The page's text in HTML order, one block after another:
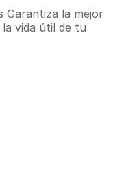
Garantiza la mejor
vida útil de tu